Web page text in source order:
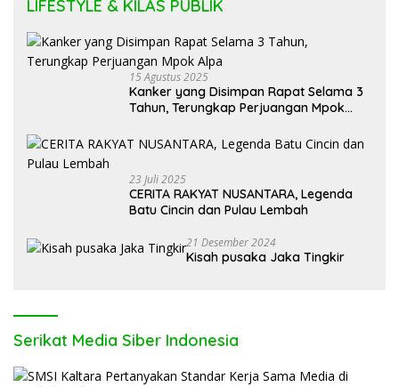
LIFESTYLE & KILAS PUBLIK
15 Agustus 2025
Kanker yang Disimpan Rapat Selama 3
Tahun, Terungkap Perjuangan Mpok
23 Juli 2025
CERITA RAKYAT NUSANTARA, Legenda
Batu Cincin dan Pulau Lembah
21 Desember 2024
Kisah pusaka Jaka Tingkir
Serikat Media Siber Indonesia